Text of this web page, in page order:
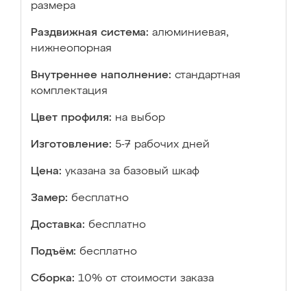
размера
Раздвижная система: алюминиевая,
нижнеопорная
Внутреннее наполнение: стандартная
комплектация
Цвет профиля: на выбор
Изготовление: 5-7 рабочих дней
Цена: указана за базовый шкаф
Замер: бесплатно
Доставка: бесплатно
Подъём: бесплатно
Сборка: 10% от стоимости заказа